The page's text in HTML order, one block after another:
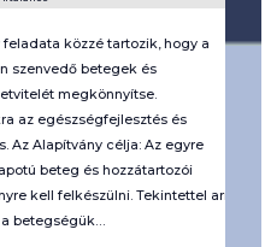
közzé tartozik, hogy a
szenvedő betegek és
megkönnyítse.
az egészségfejlesztés és
Az Alapítvány célja: Az egyre
beteg és hozzátartozói
kell felkészülni. Tekintettel arra,
a betegségük…